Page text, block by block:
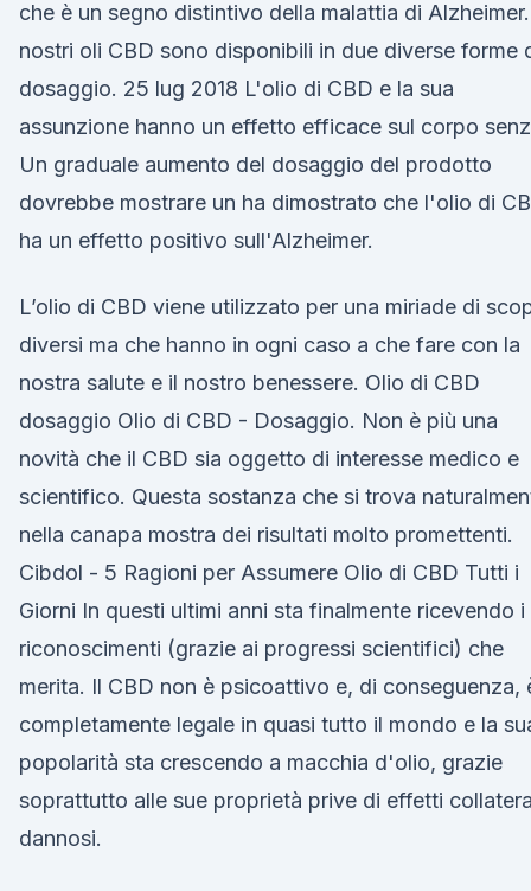
che è un segno distintivo della malattia di
nostri oli CBD sono disponibili in due diverse forme
dosaggio. 25 lug 2018 L'olio di CBD e la sua
assunzione hanno un effetto efficace sul corpo
Un graduale aumento del dosaggio del prodotto
dovrebbe mostrare un ha dimostrato che l'olio di
ha un effetto positivo sull'Alzheimer.
L’olio di CBD viene utilizzato per una miriade di
diversi ma che hanno in ogni caso a che fare con la
nostra salute e il nostro benessere. Olio di CBD
dosaggio Olio di CBD - Dosaggio. Non è più una
novità che il CBD sia oggetto di interesse medico e
scientifico. Questa sostanza che si trova
nella canapa mostra dei risultati molto promettenti.
Cibdol - 5 Ragioni per Assumere Olio di CBD Tutti i
Giorni In questi ultimi anni sta finalmente ricevendo i
riconoscimenti (grazie ai progressi scientifici) che
merita. Il CBD non è psicoattivo e, di conseguenza,
completamente legale in quasi tutto il mondo e la
popolarità sta crescendo a macchia d'olio, grazie
soprattutto alle sue proprietà prive di effetti
dannosi.